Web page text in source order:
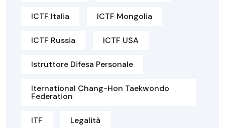
ICTF Italia ICTF Mongolia
ICTF Russia ICTF USA
Istruttore Difesa Personale
Iternational Chang-Hon Taekwondo
Federation
ITF Legalità